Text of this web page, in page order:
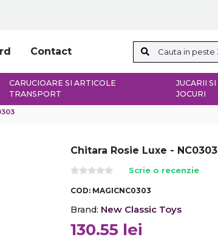
Contact
CARUCIOARE SI ARTICOLE
TRANSPORT
JUCARII SI
JOCURI
Chitara Rosie Luxe - NC0303
Scrie o recenzie
COD: MAGICNC0303
Brand: New Classic Toys
130.55 lei